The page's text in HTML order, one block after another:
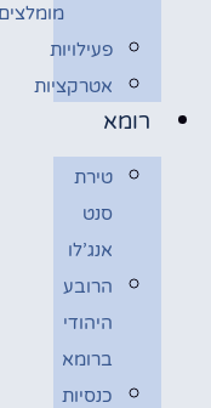
מומלצים
פעילויות
אטרקציות
רומא
טירת
סנט
אנג’לו
הרובע
היהודי
ברומא
כנסיות